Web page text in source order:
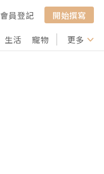
會員登記
開始撰寫
生活 寵物 行山 打卡
更多